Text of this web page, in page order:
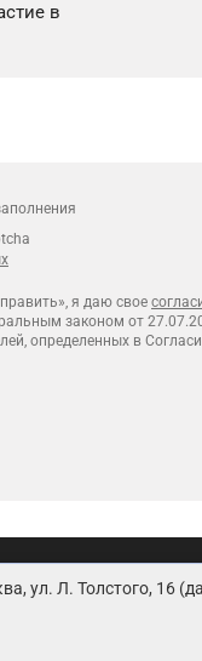
в
я даю свое
законом от
определенных в
данных
ул. Л. Толстого, 16